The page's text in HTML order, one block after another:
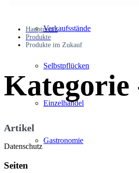
Verkaufsstände
Selbstpflücken
Einzelhandel
Gastronomie
Hauptmenü
Produkte
Produkte im Zukauf
Artikel
Datenschutz
Seiten